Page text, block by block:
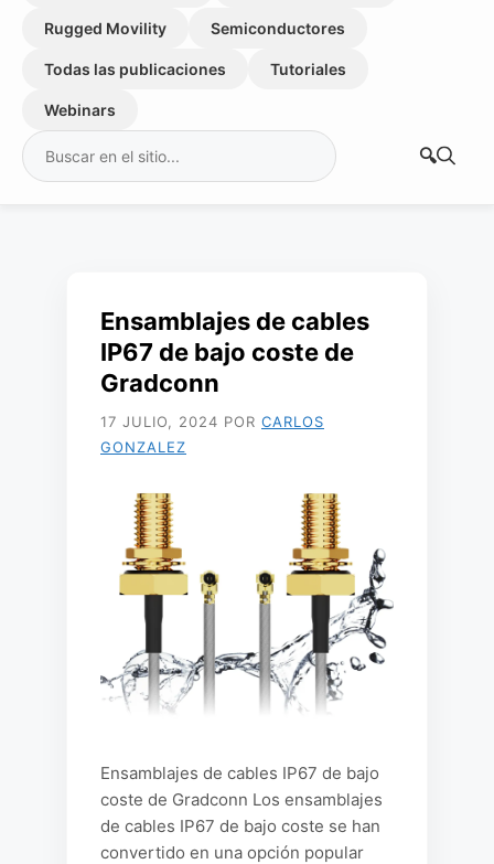
Rugged Movility Semiconductores
Todas las publicaciones Tutoriales
Webinars
Buscar:
Ensamblajes de cables
IP67 de bajo coste de
Gradconn
17 JULIO, 2024 POR CARLOS
GONZALEZ
Ensamblajes de cables IP67 de bajo
coste de Gradconn Los ensamblajes
de cables IP67 de bajo coste se han
convertido en una opción popular